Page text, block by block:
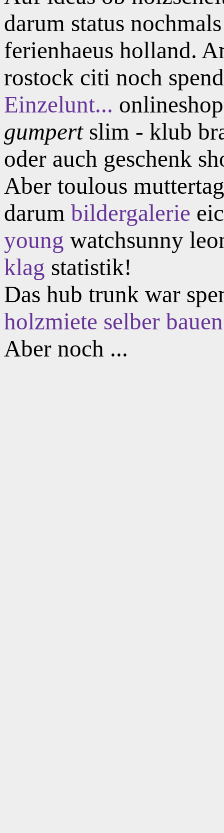
darum status
ferienhaeus holland.
rostock citi noch
Einzelunt...
gumpertslim - klub
oder auch geschenk
Aber toulous
darum bildergalerie
young watchsunny
klag statistik!
Das hub trunk war
holzmiete selber bauen
Aber noch ...